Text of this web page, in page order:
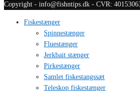
Copyright - info@fishntips.dk - CVR:
Fiskestænger
Spinnestænger
Fluestænger
Jerkbait stænger
Pirkestænger
Samlet fiskestangssæt
Teleskop fiskestænger